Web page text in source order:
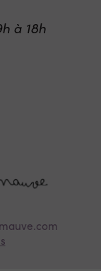
à 18h